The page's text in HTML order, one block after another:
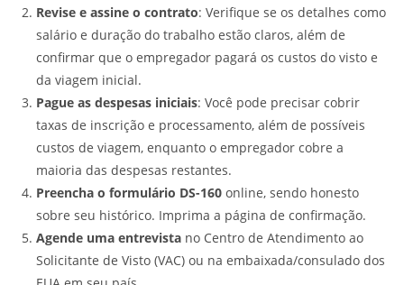
Revise e assine o contrato: Verifique se os detalhes como
salário e duração do trabalho estão claros, além de
confirmar que o empregador pagará os custos do visto e
da viagem inicial.
Pague as despesas iniciais: Você pode precisar cobrir
taxas de inscrição e processamento, além de possíveis
custos de viagem, enquanto o empregador cobre a
maioria das despesas restantes.
Preencha o formulário DS-160 online, sendo honesto
sobre seu histórico. Imprima a página de confirmação.
Agende uma entrevista no Centro de Atendimento ao
Solicitante de Visto (VAC) ou na embaixada/consulado dos